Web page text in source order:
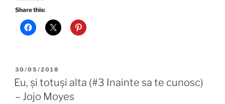
Share this:
POSTED
ON
30/05/2018
Eu, și totuși alta (#3 Inainte sa te cunosc)
– Jojo Moyes